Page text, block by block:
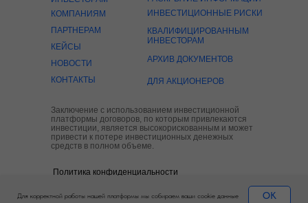
Для корректной работы нашей платформы мы собираем ваши cookie данные ОК
Заключение с использованием инвестиционной
платформы договоров, по которым привлекаются
инвестиции, является высокорискованным и может
привести к потере инвестиционных денежных
средств в полном объеме.
КОНТАКТЫ
КОМПАНИЯМ
ПАРТНЕРАМ
НОВОСТИ
Политика конфиденциальности
КЕЙСЫ
ИНВЕСТИЦИОННЫЕ РИСКИ
КВАЛИФИЦИРОВАННЫМ
ИНВЕСТОРАМ
АРХИВ ДОКУМЕНТОВ
ДЛЯ АКЦИОНЕРОВ